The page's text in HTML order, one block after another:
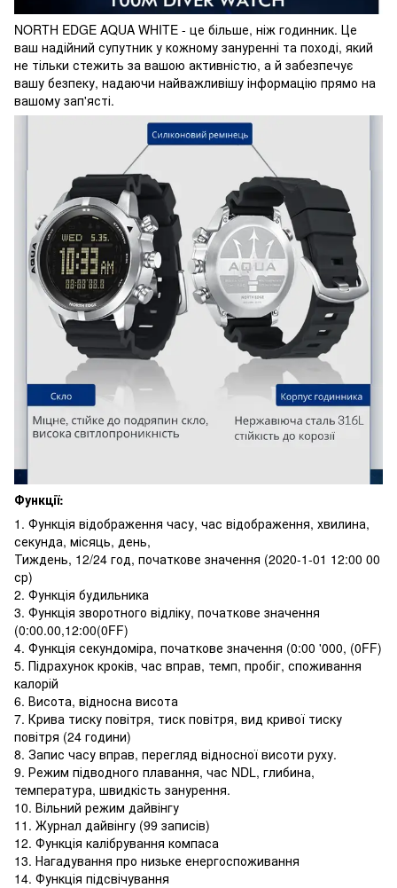
NORTH EDGE AQUA WHITE - це більше, ніж годинник. Це
ваш надійний супутник у кожному зануренні та поході, який
не тільки стежить за вашою активністю, а й забезпечує
вашу безпеку, надаючи найважливішу інформацію прямо на
вашому зап'ясті.
Функції:
1. Функція відображення часу, час відображення, хвилина,
секунда, місяць, день,
Тиждень, 12/24 год, початкове значення (2020-1-01 12:00 00
ср)
2. Функція будильника
3. Функція зворотного відліку, початкове значення
(0:00.00,12:00(0FF)
4. Функція секундоміра, початкове значення (0:00 '000, (0FF)
5. Підрахунок кроків, час вправ, темп, пробіг, споживання
калорій
6. Висота, відносна висота
7. Крива тиску повітря, тиск повітря, вид кривої тиску
повітря (24 години)
8. Запис часу вправ, перегляд відносної висоти руху.
9. Режим підводного плавання, час NDL, глибина,
температура, швидкість занурення.
10. Вільний режим дайвінгу
11. Журнал дайвінгу (99 записів)
12. Функція калібрування компаса
13. Нагадування про низьке енергоспоживання
14. Функція підсвічування